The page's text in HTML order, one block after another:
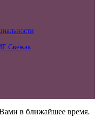
Свежак
в ближайшее время.